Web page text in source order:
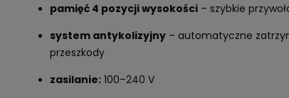
pamięć 4 pozycji wysokości– szybkie
system antykolizyjny– automatyczne
przeszkody
zasilanie:100–240 V